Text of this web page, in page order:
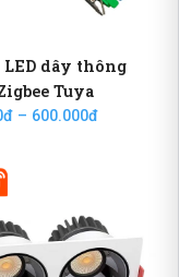
LED dây thông
Tuya
– 600.000đ